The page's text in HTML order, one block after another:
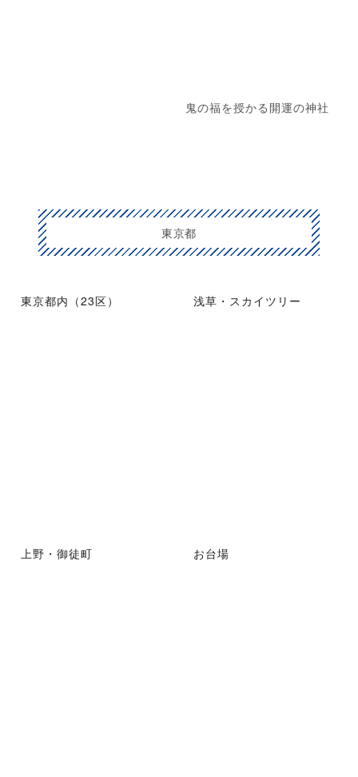
鬼の福を授かる開運の神社
東京都
東京都内（23区） 浅草・スカイツリー
上野・御徒町 お台場